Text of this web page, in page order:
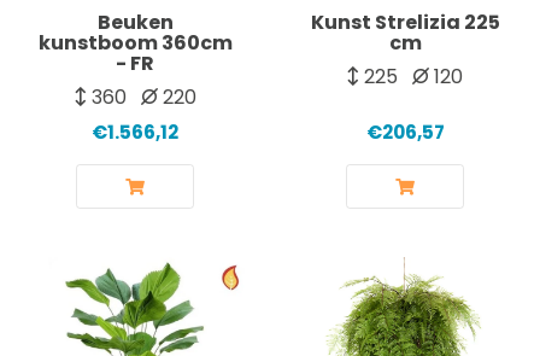
Beuken
kunstboom 360cm
- FR
360
220
€1.566,12
Kunst Strelizia 225
cm
225
120
€206,57